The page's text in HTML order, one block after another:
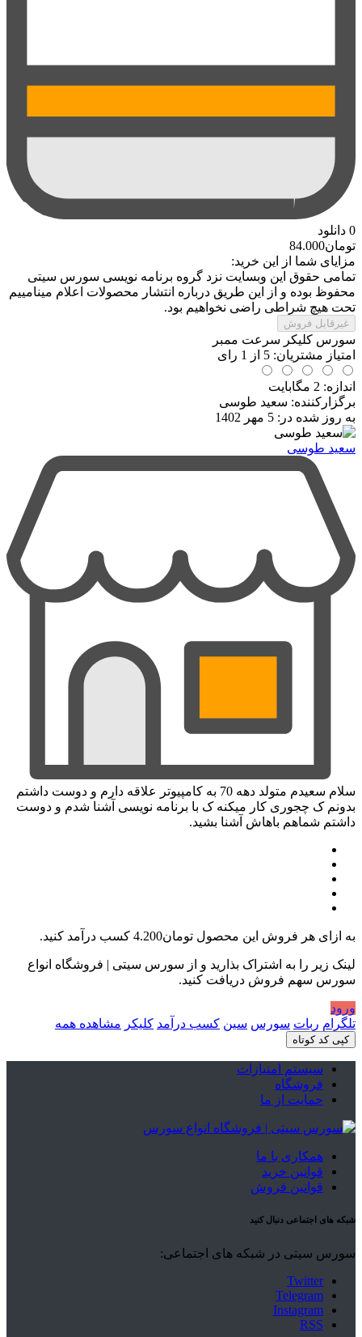
0 دانلود
تومان84.000
مزایای شما از این خرید:
تمامی حقوق این وبسایت نزد گروه برنامه نویسی سورس سیتی
محفوظ بوده و از این طریق درباره انتشار محصولات اعلام مینامییم
تحت هیچ شراطی راضی نخواهیم بود.
غیرقابل فروش
سورس کلیکر سرعت ممبر
امتیاز مشتریان: 5 از 1 رای
اندازه: 2 مگابایت
برگزارکننده: سعید طوسی
به روز شده در: 5 مهر 1402
سعید طوسی
سلام سعیدم متولد دهه 70 به کامپیوتر علاقه دارم و دوست داشتم
بدونم ک چجوری کار میکنه ک با برنامه نویسی آشنا شدم و دوست
داشتم شماهم باهاش آشنا بشید.
به ازای هر فروش این محصول تومان4.200 کسب درآمد کنید.
لینک زیر را به اشتراک بذارید و از سورس سیتی | فروشگاه انواع
سورس سهم فروش دریافت کنید.
ورود
تلگرام ربات سورس سین کسب درآمد کلیکر مشاهده همه
کپی کد کوتاه
سیستم امتیازات
فروشگاه
حمایت از ما
همکاری با ما
قوانین خرید
قوانین فروش
شبکه های اجتماعی دنبال کنید
سورس سیتی در شبکه های اجتماعی:
Twitter
Telegram
Instagram
RSS